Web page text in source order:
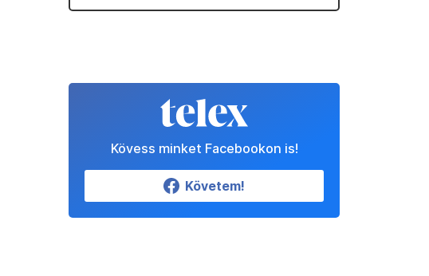
Kövess minket Facebookon is!
Követem!